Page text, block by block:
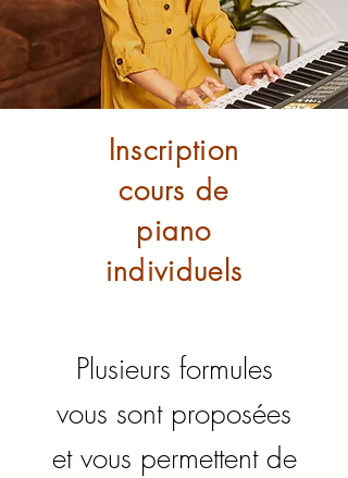
Inscription
cours de
piano
individuels
Plusieurs formules
vous sont proposées
et vous permettent de